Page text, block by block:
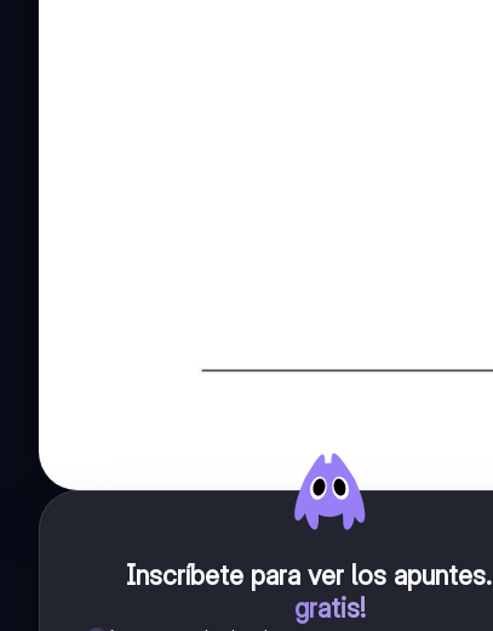
Inscríbete para ver los apuntes.
gratis!